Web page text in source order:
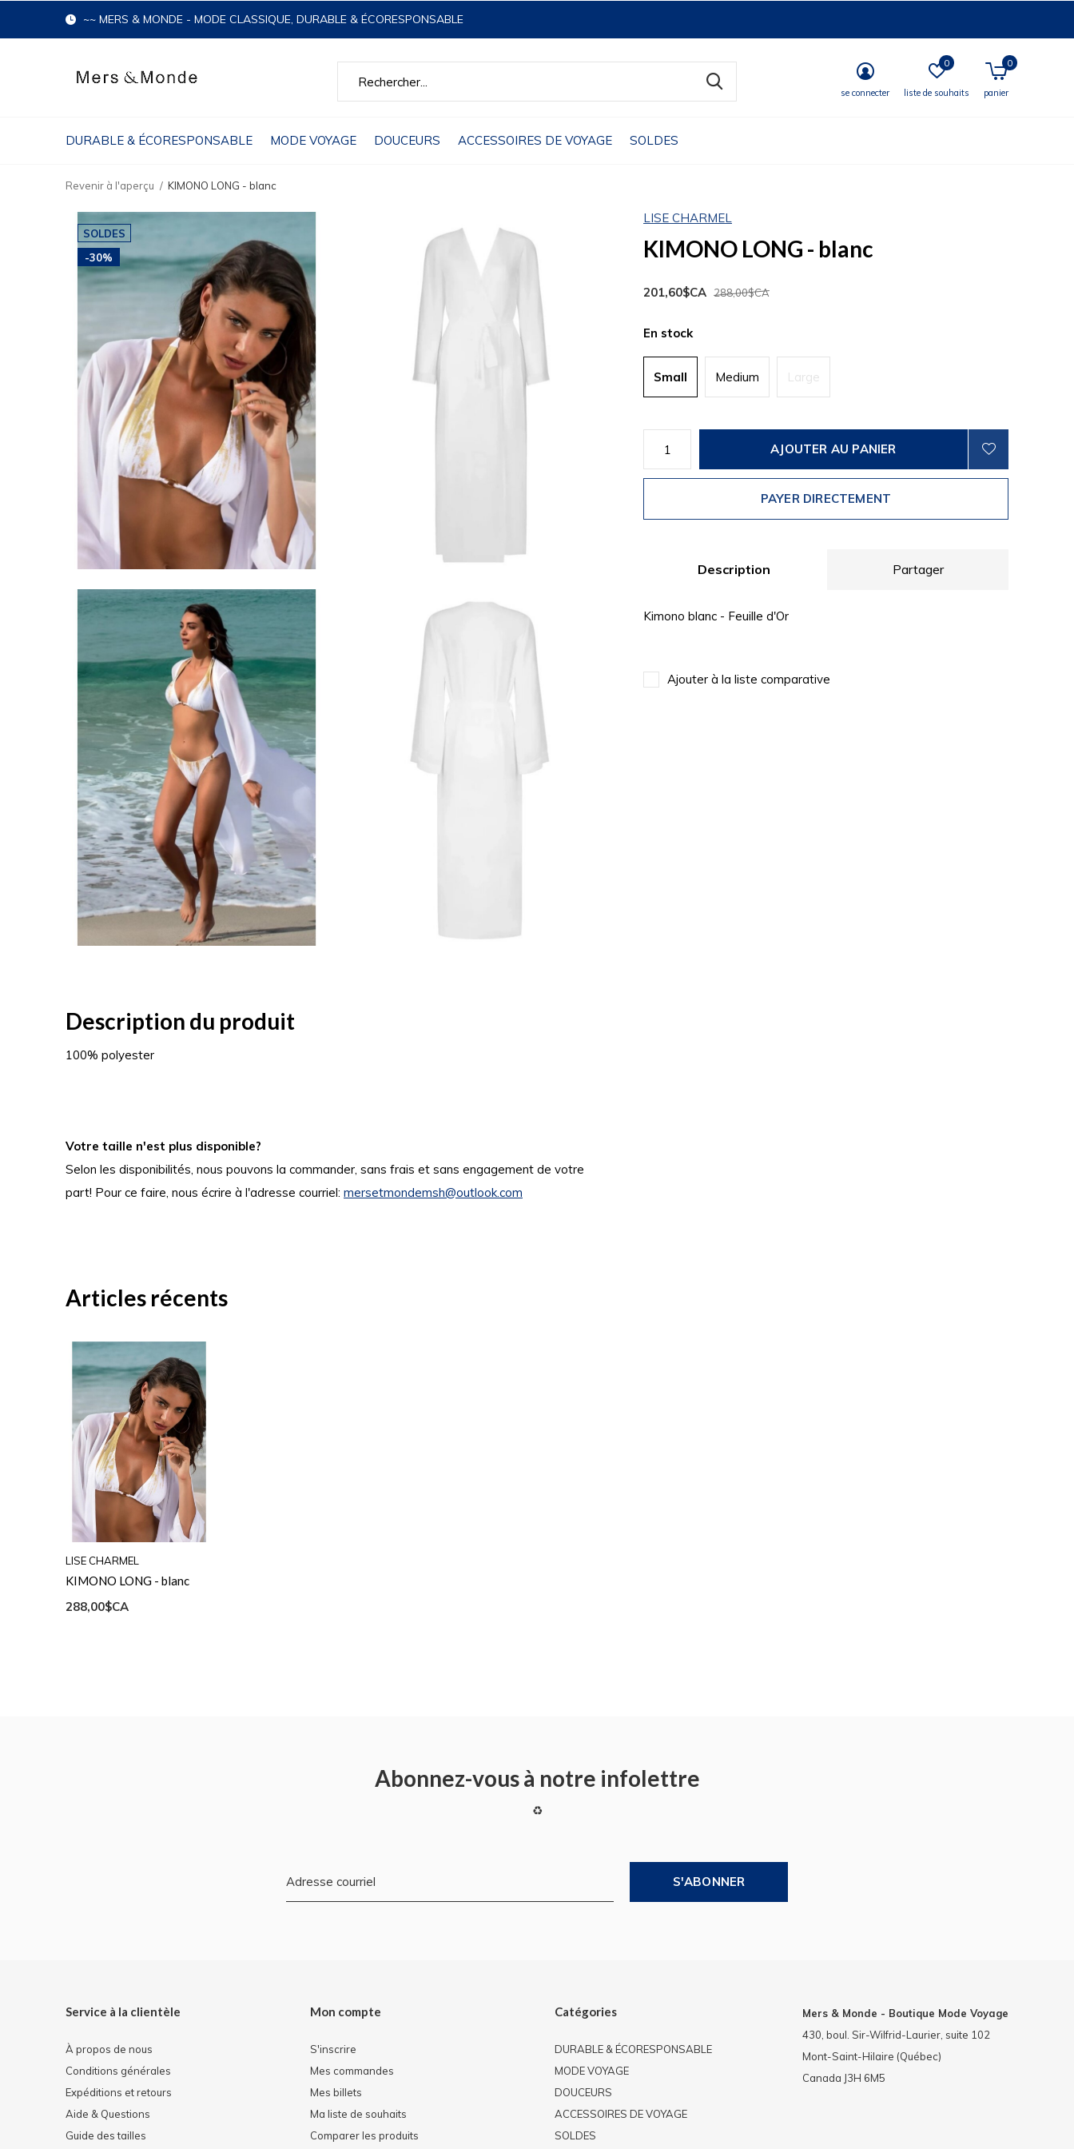
DURABLE & ÉCORESPONSABLE MODE VOYAGE DOUCEURS ACCESSOIRES DE VOYAGE SOLDES
se connecter liste de souhaits
0
panier
0
~~ MERS & MONDE - MODE CLASSIQUE, DURABLE & ÉCORESPONSABLE
Revenir à l'aperçu KIMONO LONG - blanc
SOLDES
-30%
LISE CHARMEL
KIMONO LONG - blanc
201,60$CA 288,00$CA
En stock
Small Medium Large
AJOUTER AU PANIER
PAYER DIRECTEMENT
Description Partager
Kimono blanc - Feuille d'Or
Ajouter à la liste comparative
Description du produit
100% polyester
Votre taille n'est plus disponible?
Selon les disponibilités, nous pouvons la commander, sans frais et sans engagement de votre
part! Pour ce faire, nous écrire à l'adresse courriel: mersetmondemsh@outlook.com
Articles récents
LISE CHARMEL
KIMONO LONG - blanc
288,00$CA
Abonnez-vous à notre infolettre
♻
S'ABONNER
Service à la clientèle
À propos de nous
Conditions générales
Expéditions et retours
Aide & Questions
Guide des tailles
Mon compte
S'inscrire
Mes commandes
Mes billets
Ma liste de souhaits
Comparer les produits
Catégories
DURABLE & ÉCORESPONSABLE
MODE VOYAGE
DOUCEURS
ACCESSOIRES DE VOYAGE
SOLDES
Mers & Monde - Boutique Mode Voyage
430, boul. Sir-Wilfrid-Laurier, suite 102
Mont-Saint-Hilaire (Québec)
Canada J3H 6M5